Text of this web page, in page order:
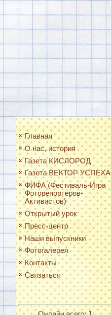
Главная
О нас, история
Газета КИСЛОРОД
Газета ВЕКТОР УСПЕХА
ФИФА (Фестиваль-Игра
Фоторепортёров-
Активистов)
Открытый урок
Пресс-центр
Наши выпускники
Фотогалерея
Контакты
Связаться